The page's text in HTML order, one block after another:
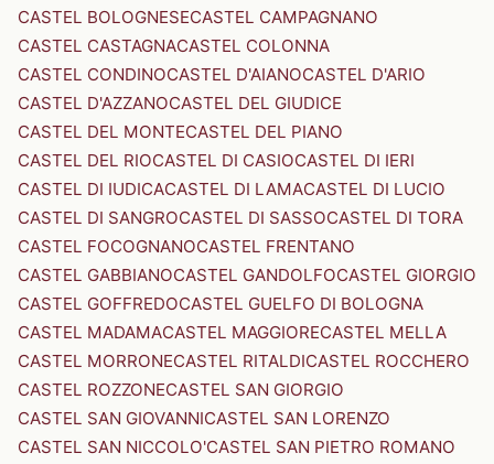
CASTEL BOLOGNESECASTEL CAMPAGNANO
CASTEL CASTAGNACASTEL COLONNA
CASTEL CONDINOCASTEL D'AIANOCASTEL D'ARIO
CASTEL D'AZZANOCASTEL DEL GIUDICE
CASTEL DEL MONTECASTEL DEL PIANO
CASTEL DEL RIOCASTEL DI CASIOCASTEL DI IERI
CASTEL DI IUDICACASTEL DI LAMACASTEL DI LUCIO
CASTEL DI SANGROCASTEL DI SASSOCASTEL DI TORA
CASTEL FOCOGNANOCASTEL FRENTANO
CASTEL GABBIANOCASTEL GANDOLFOCASTEL GIORGIO
CASTEL GOFFREDOCASTEL GUELFO DI BOLOGNA
CASTEL MADAMACASTEL MAGGIORECASTEL MELLA
CASTEL MORRONECASTEL RITALDICASTEL ROCCHERO
CASTEL ROZZONECASTEL SAN GIORGIO
CASTEL SAN GIOVANNICASTEL SAN LORENZO
CASTEL SAN NICCOLO'CASTEL SAN PIETRO ROMANO